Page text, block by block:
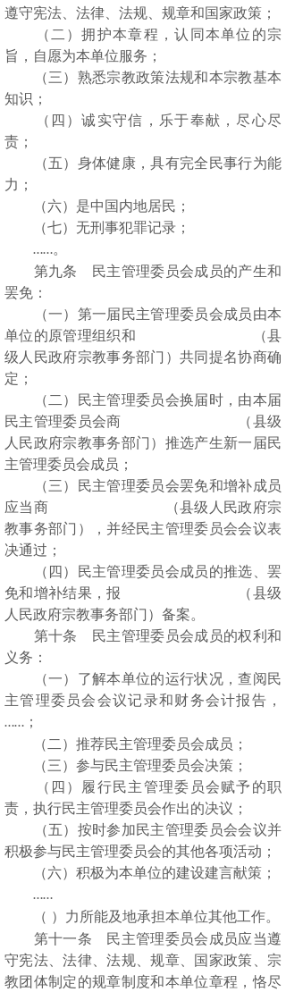
遵守宪法、法律、法规、规章和国家政策；
（二）拥护本章程，认同本单位的宗
旨，自愿为本单位服务；
（三）熟悉宗教政策法规和本宗教基本
知识；
（四）诚实守信，乐于奉献，尽心尽
责；
（五）身体健康，具有完全民事行为能
力；
（六）是中国内地居民；
（七）无刑事犯罪记录；
……。
第九条 民主管理委员会成员的产生和
罢免：
（一）第一届民主管理委员会成员由本
单位的原管理组织和 （县
级人民政府宗教事务部门）共同提名协商确
定；
（二）民主管理委员会换届时，由本届
民主管理委员会商 （县级
人民政府宗教事务部门）推选产生新一届民
主管理委员会成员；
（三）民主管理委员会罢免和增补成员
应当商 （县级人民政府宗
教事务部门），并经民主管理委员会会议表
决通过；
（四）民主管理委员会成员的推选、罢
免和增补结果，报 （县级
人民政府宗教事务部门）备案。
第十条 民主管理委员会成员的权利和
义务：
（一）了解本单位的运行状况，查阅民
主管理委员会会议记录和财务会计报告，
…… ；
（二）推荐民主管理委员会成员；
（三）参与民主管理委员会决策；
（四）履行民主管理委员会赋予的职
责，执行民主管理委员会作出的决议；
（五）按时参加民主管理委员会会议并
积极参与民主管理委员会的其他各项活动；
（六）积极为本单位的建设建言献策；
……
（ ）力所能及地承担本单位其他工作。
第十一条 民主管理委员会成员应当遵
守宪法、法律、法规、规章、国家政策、宗
教团体制定的规章制度和本单位章程，恪尽